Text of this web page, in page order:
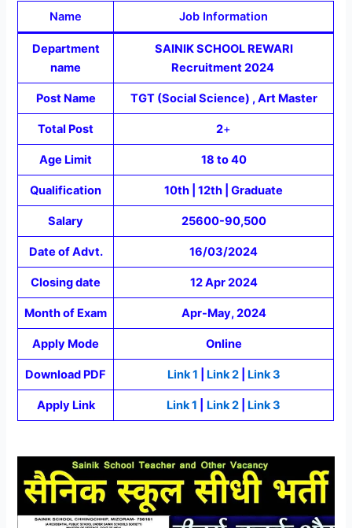
Name Job Information
Department
name
SAINIK SCHOOL REWARI
Recruitment 2024
Post Name TGT (Social Science) , Art Master
Total Post 2+
Age Limit 18 to 40
Qualification 10th | 12th | Graduate
Salary 25600-90,500
Date of Advt. 16/03/2024
Closing date 12 Apr 2024
Month of Exam Apr-May, 2024
Apply Mode Online
Download PDF Link 1 Link 2| Link 3
Apply Link Link 1 Link 2 Link 3